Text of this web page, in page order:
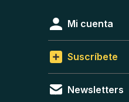
Mi cuenta
Suscríbete
Newsletters